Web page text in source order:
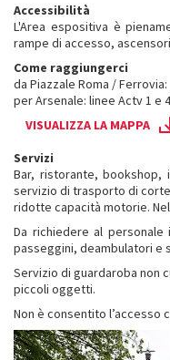
Accessibilità
L'Area espositiva è
rampe di accesso,
Come raggiungerci
da Piazzale Roma / Ferrovia:
per Arsenale: linee Actv 1 e
VISUALIZZA LA MAPPA
Servizi
Bar, ristorante, bookshop,
servizio di trasporto di
ridotte capacità motorie.
Da richiedere al
passeggini, deambulatori e
Servizio di guardaroba non
piccoli oggetti.
Non è consentito l’accesso